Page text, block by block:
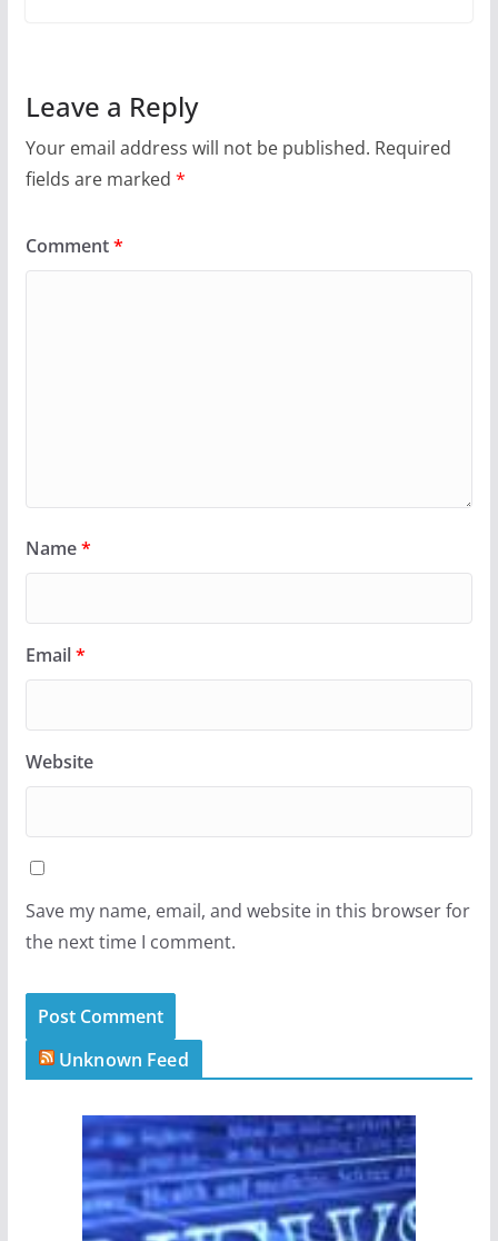
Leave a Reply
Your email address will not be published. Required
fields are marked *
Comment*
Name*
Email*
Website
Save my name, email, and website in this browser for
the next time I comment.
Unknown Feed